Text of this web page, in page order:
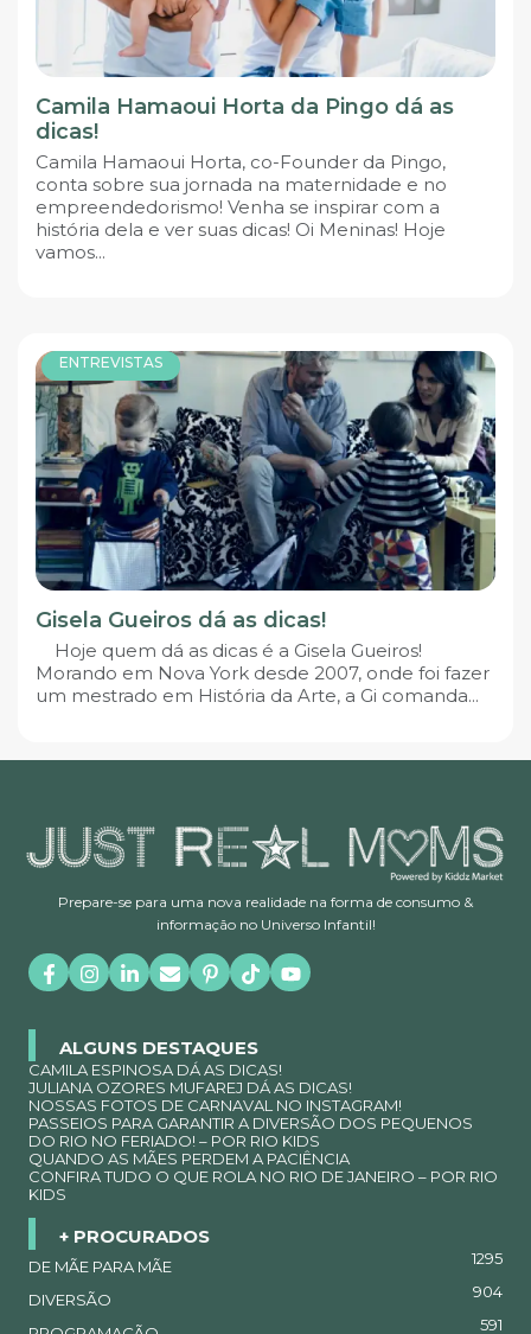
Camila Hamaoui Horta da Pingo dá as
dicas!
Camila Hamaoui Horta, co-Founder da Pingo,
conta sobre sua jornada na maternidade e no
empreendedorismo! Venha se inspirar com a
história dela e ver suas dicas! Oi Meninas! Hoje
vamos...
ENTREVISTAS
Gisela Gueiros dá as dicas!
Hoje quem dá as dicas é a Gisela Gueiros!
Morando em Nova York desde 2007, onde foi fazer
um mestrado em História da Arte, a Gi comanda...
Prepare-se para uma nova realidade na forma de consumo &
informação no Universo Infantil!
ALGUNS DESTAQUES
CAMILA ESPINOSA DÁ AS DICAS!
JULIANA OZORES MUFAREJ DÁ AS DICAS!
NOSSAS FOTOS DE CARNAVAL NO INSTAGRAM!
PASSEIOS PARA GARANTIR A DIVERSÃO DOS PEQUENOS
DO RIO NO FERIADO! – POR RIO KIDS
QUANDO AS MÃES PERDEM A PACIÊNCIA
CONFIRA TUDO O QUE ROLA NO RIO DE JANEIRO – POR RIO
KIDS
+ PROCURADOS
DE MÃE PARA MÃE 1295
DIVERSÃO 904
591